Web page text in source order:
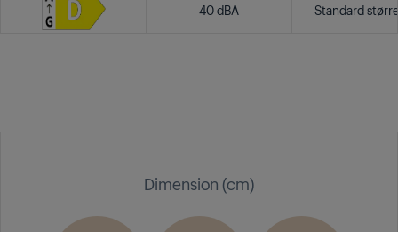
40 dBA Standard
Dimension (cm)